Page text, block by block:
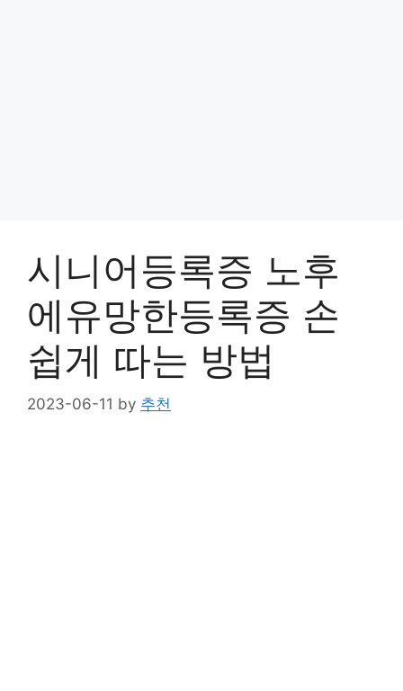
시니어등록증 노후
에유망한등록증 손
쉽게 따는 방법
2023-06-11 by 추천